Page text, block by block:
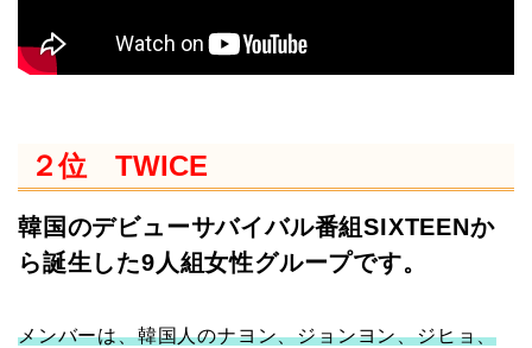
２位 TWICE
韓国のデビューサバイバル番組SIXTEENか
ら誕生した9人組女性グループです。
メンバーは、韓国人のナヨン、ジョンヨン、ジヒョ、